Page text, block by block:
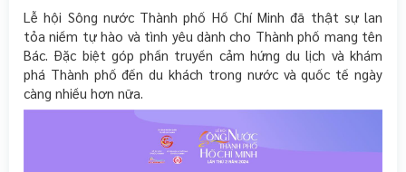
Lễ hội Sông nước Thành phố Hồ Chí Minh đã thật sự lan
tỏa niềm tự hào và tình yêu dành cho Thành phố mang tên
Bác. Đặc biệt góp phần truyền cảm hứng du lịch và khám
phá Thành phố đến du khách trong nước và quốc tế ngày
càng nhiều hơn nữa.